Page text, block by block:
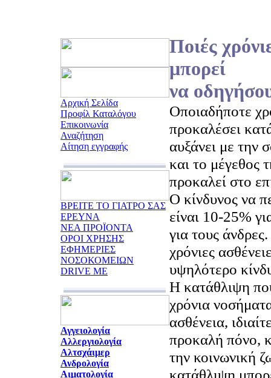
Αρχική Σελίδα
Προφίλ Καταλόγου
Επικοινωνία
Αναζήτηση
Αίτηση εγγραφής
ΒΡΕΙΤΕ ΤΟ ΓΙΑΤΡΟ ΣΑΣ
ΕΡΕΥΝΑ
ΝΕΑ ΠΡΟΪΟΝΤΑ
ΟΡΟΙ ΧΡΗΣΗΣ
ΕΦΗΜΕΡΙΕΣ
ΝΟΣΟΚΟΜΕΙΩΝ
DRIVE ME
Αγγειολογία
Αλλεργιολογία
Αλτσχάιμερ
Ανδρολογία
Αιματολογία
Ποιές
μπορεί
να
Οποιαδήποτε
προκαλέσει
αυξάνει με την
και το μέγεθος
προκαλεί στο
Ο κίνδυνος να
είναι 10-25%
για τους
χρόνιες
υψηλότερο
Η κατάθλιψη
χρόνια
ασθένεια,
προκαλή πόνο,
την κοινωνική
κατάθλιψη